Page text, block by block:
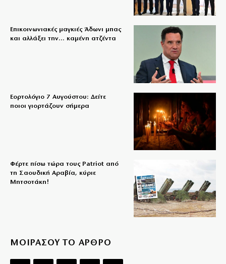
Επικοινωνιακές μαγκιές Άδωνι μπας
και αλλάξει την… καμένη ατζέντα
Εορτολόγιο 7 Αυγούστου: Δείτε
ποιοι γιορτάζουν σήμερα
Φέρτε πίσω τώρα τους Patriot από
τη Σαουδική Αραβία, κύριε
Μητσοτάκη!
ΜΟΙΡΑΣΟΥ ΤΟ ΑΡΘΡΟ